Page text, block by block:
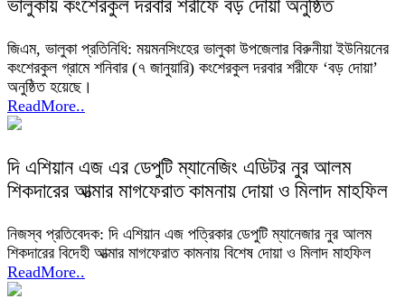
ভালুকায় কংশেরকুল দরবার শরীফে বড় দোয়া অনুষ্ঠিত
জিএম, ভালুকা প্রতিনিধি: ময়মনসিংহের ভালুকা উপজেলার বিরুনীয়া ইউনিয়নের
কংশেরকুল গ্রামে শনিবার (৭ জানুয়ারি) কংশেরকুল দরবার শরীফে ‘বড় দোয়া’
অনুষ্ঠিত হয়েছে।
ReadMore..
দি এশিয়ান এজ এর ডেপুটি ম্যানেজিং এডিটর নুর আলম
শিকদারের আত্মার মাগফেরাত কামনায় দোয়া ও মিলাদ মাহফিল
নিজস্ব প্রতিবেদক: দি এশিয়ান এজ পত্রিকার ডেপুটি ম্যানেজার নুর আলম
শিকদারের বিদেহী আত্মার মাগফেরাত কামনায় বিশেষ দোয়া ও মিলাদ মাহফিল
ReadMore..